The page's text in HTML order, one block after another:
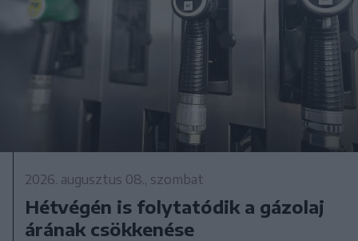
2026. augusztus 08., szombat
Hétvégén is folytatódik a gázolaj
árának csökkenése